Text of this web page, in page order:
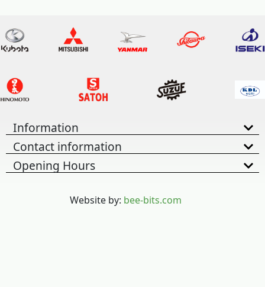
Information
Contact information
Opening Hours
Website by: bee-bits.com